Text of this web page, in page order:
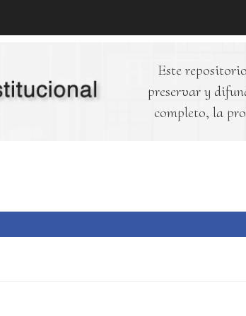
Este
preservar y
completo, la